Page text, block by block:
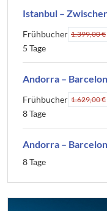
Istanbul –
Frühbucher 1.399,00 €
5 Tage
Andorra –
Frühbucher 1.629,00 €
8 Tage
Andorra –
8 Tage